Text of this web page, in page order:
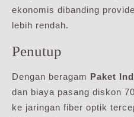
ekonomis dibanding
lebih rendah.
Penutup
Dengan beragam Paket
dan biaya pasang diskon
ke jaringan fiber optik